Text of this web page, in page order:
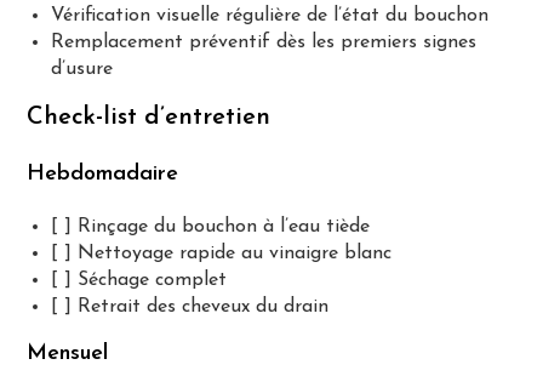
Vérification visuelle régulière de l’état du bouchon
Remplacement préventif dès les premiers signes
d’usure
Check-list d’entretien
Hebdomadaire
[ ] Rinçage du bouchon à l’eau tiède
[ ] Nettoyage rapide au vinaigre blanc
[ ] Séchage complet
[ ] Retrait des cheveux du drain
Mensuel